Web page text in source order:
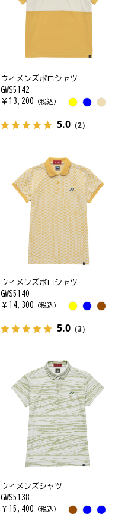
ウィメンズポロシャツ
GWS5142
￥ 13,200 （税込）
5.0（2）
ウィメンズポロシャツ
GWS5140
￥ 14,300 （税込）
5.0（3）
ウィメンズシャツ
GWS5138
￥ 15,400 （税込）